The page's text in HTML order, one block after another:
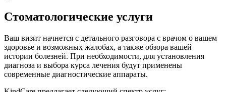
Стоматологические услуги
Ваш визит начнется с детального разговора с врачом о вашем
здоровье и возможных жалобах, а также обзора вашей
истории болезней. При необходимости, для установления
диагноза и выбора курса лечения будут применены
современные диагностические аппараты.